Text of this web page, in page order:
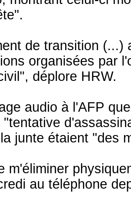
de transition
organisées par
déplore HRW.
audio à l'AFP
junte étaient "des
m'éliminer
au téléphone